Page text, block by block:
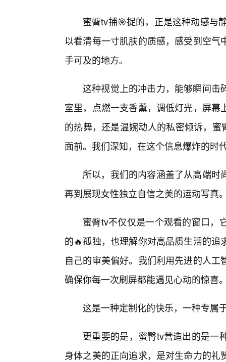
蜜臀tv捕🎯捉的，正是这种动感与
以看清每一寸肌肤的质感，感受到空
手可及的地方。
这种视觉上的冲击力，能够瞬间击
室里，点燃一支香薰，调低灯光，屏
的热舞，还是温婉动人的私密倾诉，
面前。我们深知，在这个信息爆炸的时
所以，我们的内容涵盖了从高端
再到展现女性独立自信之美的运动写真
蜜臀tv不仅仅是一个观看的窗口，
的🔥孤独，也理解你对高品质生活的
自己的审美偏好。我们利用先进的人
确保你每一次刷屏都能遇见心动的惊喜
这是一种定制化的快乐，一种专属
更重要的是，蜜臀tv营造出的是一
身体之美的正向追求，是对生命力的